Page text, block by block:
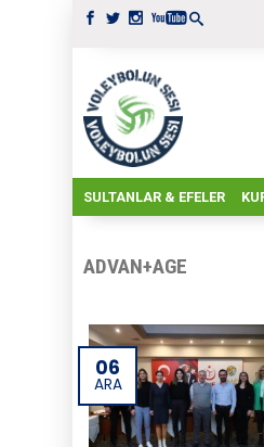
SULTANLAR & EFELER
ADVAN+AGE
06
ARA